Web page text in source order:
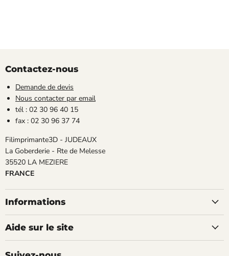
Contactez-nous
Demande de devis
Nous contacter par email
tél : 02 30 96 40 15
fax : 02 30 96 37 74
Filimprimante3D - JUDEAUX
La Goberderie - Rte de Melesse
35520 LA MEZIERE
FRANCE
Informations
Aide sur le site